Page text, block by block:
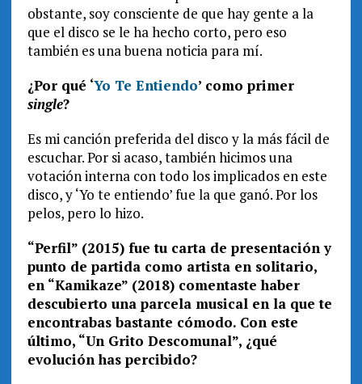
obstante, soy consciente de que hay gente a la
que el disco se le ha hecho corto, pero eso
también es una buena noticia para mí.
¿Por qué ‘Yo Te Entiendo’ como primer
single?
Es mi canción preferida del disco y la más fácil de
escuchar. Por si acaso, también hicimos una
votación interna con todo los implicados en este
disco, y ‘Yo te entiendo’ fue la que ganó. Por los
pelos, pero lo hizo.
“Perfil” (2015) fue tu carta de presentación y
punto de partida como artista en solitario,
en “Kamikaze” (2018) comentaste haber
descubierto una parcela musical en la que te
encontrabas bastante cómodo. Con este
último, “Un Grito Descomunal”, ¿qué
evolución has percibido?